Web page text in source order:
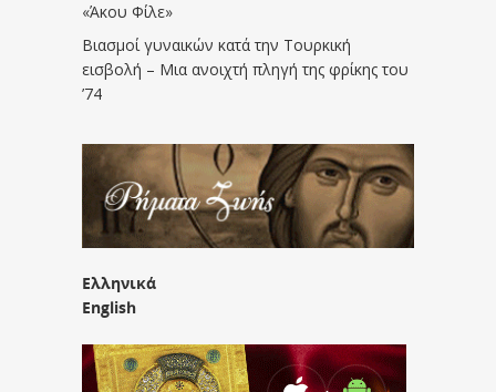
«Άκου Φίλε»
Βιασμοί γυναικών κατά την Τουρκική
εισβολή – Μια ανοιχτή πληγή της φρίκης του
’74
Ελληνικά
English